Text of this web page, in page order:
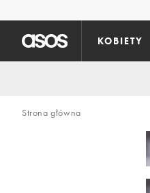
KOBIETY
Strona główna